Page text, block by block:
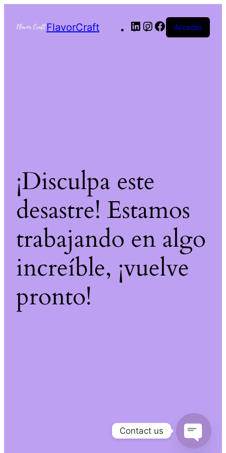
FlavorCraft Acceder
¡Disculpa este
desastre! Estamos
trabajando en algo
increíble, ¡vuelve
pronto!
Contact us